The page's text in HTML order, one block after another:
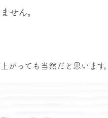
せん。
がっても当然だと思います。